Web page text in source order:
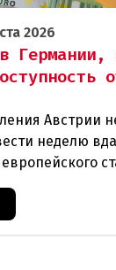
2026
Германии,
Австрии
неделю
лучше ср